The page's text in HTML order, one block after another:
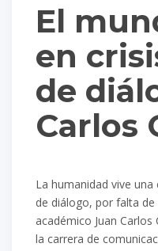
El
en
de
Carlos
La humanidad vive
de diálogo, por falta de
académico Juan
la carrera de